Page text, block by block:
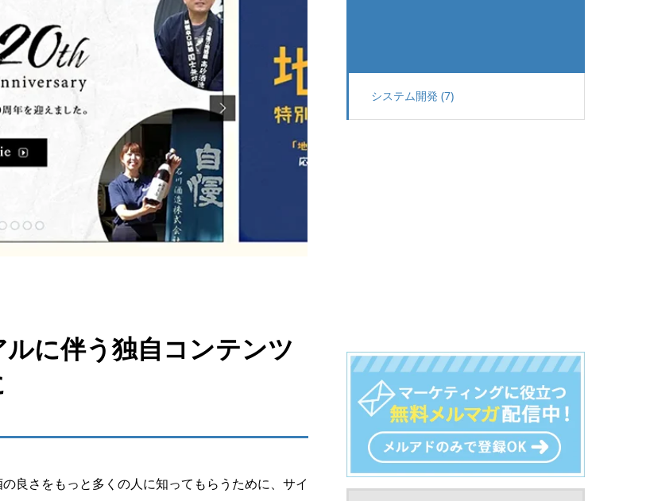
システム開発 (7)
に伴う独自コンテンツ
良さをもっと多くの人に知ってもらうために、サイ